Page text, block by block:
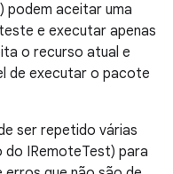
podem aceitar uma
e executar apenas
o recurso atual e
de executar o pacote
ser repetido várias
do IRemoteTest) para